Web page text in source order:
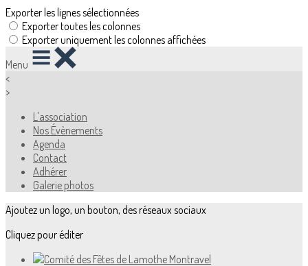
Exporter les lignes sélectionnées
Exporter toutes les colonnes
Exporter uniquement les colonnes affichées
Menu
<
>
L'association
Nos Évènements
Agenda
Contact
Adhérer
Galerie photos
Ajoutez un logo, un bouton, des réseaux sociaux
Cliquez pour éditer